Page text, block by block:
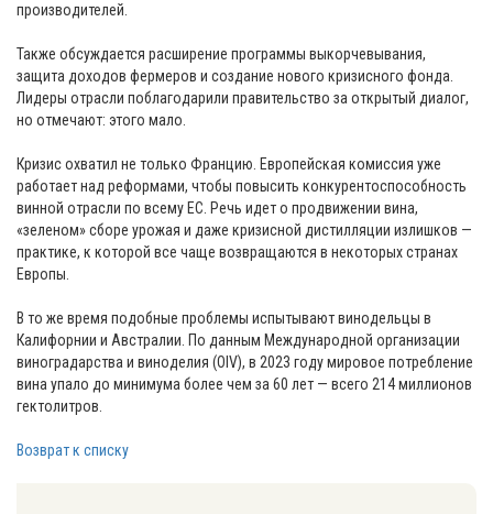
производителей.
Также обсуждается расширение программы выкорчевывания,
защита доходов фермеров и создание нового кризисного фонда.
Лидеры отрасли поблагодарили правительство за открытый диалог,
но отмечают: этого мало.
Кризис охватил не только Францию. Европейская комиссия уже
работает над реформами, чтобы повысить конкурентоспособность
винной отрасли по всему ЕС. Речь идет о продвижении вина,
«зеленом» сборе урожая и даже кризисной дистилляции излишков —
практике, к которой все чаще возвращаются в некоторых странах
Европы.
В то же время подобные проблемы испытывают винодельцы в
Калифорнии и Австралии. По данным Международной организации
виноградарства и виноделия (OIV), в 2023 году мировое потребление
вина упало до минимума более чем за 60 лет — всего 214 миллионов
гектолитров.
Возврат к списку